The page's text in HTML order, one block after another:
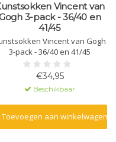
Vincent van
Gogh 3-pack - 36/40 en
41/45
Vincent van Gogh
3-pack - 36/40 en 41/45
€34,95
Beschikbaar
Toevoegen aan winkelwagen